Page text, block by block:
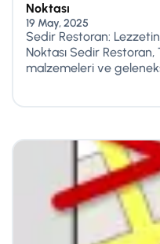
Noktası
19 May, 2025
Sedir Restoran:
Noktası Sedir
malzemeleri ve